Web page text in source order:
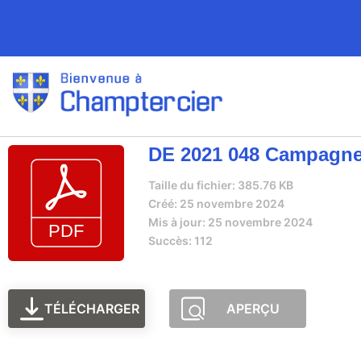
DE 2021 048
Taille du fichier: 385.76 KB
Créé: 25 novembre 2024
Mis à jour: 25 novembre 2024
Succès: 112
TÉLÉCHARGER APERÇU